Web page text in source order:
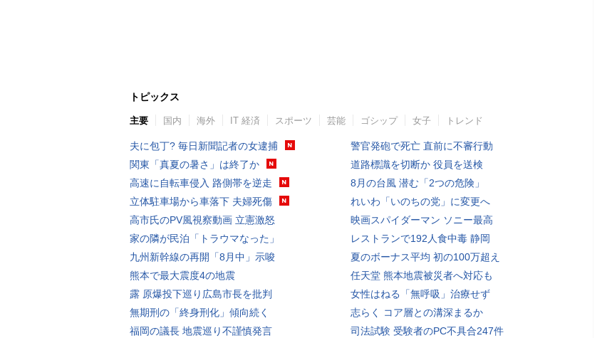
トピックス
主要 国内 海外 IT 経済 スポーツ 芸能 ゴシップ 女子 トレンド
夫に包丁? 毎日新聞記者の女逮捕
関東「真夏の暑さ」は終了か
高速に自転車侵入 路側帯を逆走
立体駐車場から車落下 夫婦死傷
高市氏のPV風視察動画 立憲激怒
家の隣が民泊「トラウマなった」
九州新幹線の再開「8月中」示唆
熊本で最大震度4の地震
露 原爆投下巡り広島市長を批判
無期刑の「終身刑化」傾向続く
福岡の議長 地震巡り不謹慎発言
警官発砲で死亡 直前に不審行動
道路標識を切断か 役員を送検
8月の台風 潜む「2つの危険」
れいわ「いのちの党」に変更へ
映画スパイダーマン ソニー最高
レストランで192人食中毒 静岡
夏のボーナス平均 初の100万超え
任天堂 熊本地震被災者へ対応も
女性はねる「無呼吸」治療せず
志らく コア層との溝深まるか
司法試験 受験者のPC不具合247件